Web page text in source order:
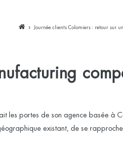
Journée clients Colomiers : retour sur
les portes de son agence basée à
existant, de se